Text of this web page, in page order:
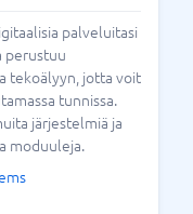
palveluitasi
perustuu
tekoälyyn, jotta voit
tunnissa.
järjestelmiä ja
moduuleja.